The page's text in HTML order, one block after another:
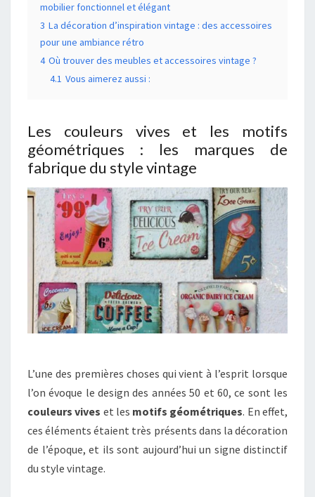
mobilier fonctionnel et élégant
3 La décoration d’inspiration vintage : des accessoires
pour une ambiance rétro
4 Où trouver des meubles et accessoires vintage ?
4.1 Vous aimerez aussi :
Les couleurs vives et les motifs
géométriques : les marques de
fabrique du style vintage
L’une des premières choses qui vient à l’esprit lorsque
l’on évoque le design des années 50 et 60, ce sont les
couleurs vives et les motifs géométriques. En effet,
ces éléments étaient très présents dans la décoration
de l’époque, et ils sont aujourd’hui un signe distinctif
du style vintage.